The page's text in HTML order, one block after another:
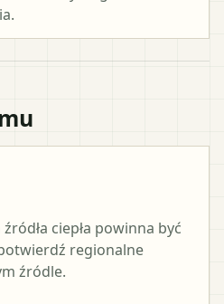
ciepła powinna być
regionalne
źródle.